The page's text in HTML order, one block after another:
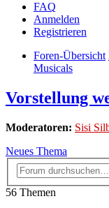
FAQ
Anmelden
Registrieren
Foren-Übersicht
Musicals
Vorstellung
Moderatoren: Sisi
Neues Thema
56 Themen